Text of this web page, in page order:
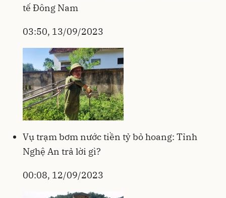
tế Đông Nam
03:50, 13/09/2023
Vụ trạm bơm nước tiền tỷ bỏ hoang: Tỉnh
Nghệ An trả lời gì?
00:08, 12/09/2023